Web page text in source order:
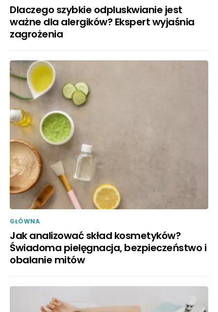
Dlaczego szybkie odpluskwianie jest
ważne dla alergików? Ekspert wyjaśnia
zagrożenia
GŁÓWNA
Jak analizować skład kosmetyków?
Świadoma pielęgnacja, bezpieczeństwo i
obalanie mitów